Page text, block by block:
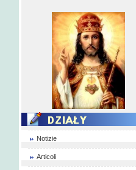
Notizie
Articoli